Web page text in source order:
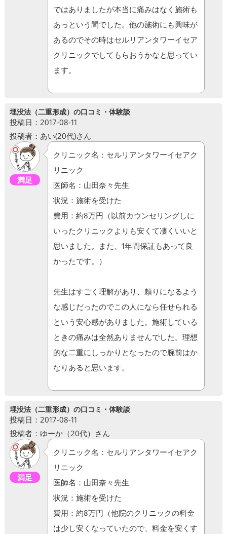
ではありましたが本当に痛みはなく施術も
あっという間でした。他の施術にも興味が
あるのでその時はセルリアンタワーイセア
クリニックでしてもらおうかなと思ってい
ます。
埋没法（二重形成）の口コミ・体験談
投稿日：2017-08-11
投稿者：あい(20代)さん
満足
クリニック名：セルリアンタワーイセアク
リニック
医師名：山田奈々先生
状況：施術を受けた
費用：約8万円（以前カウンセリングしに
いったクリニックよりも安くて凄くいいと
思いました。また、1年間保証もあって良
かったです。）
先生はすごく理解があり、頼りになるよう
な感じだったのでこの人になら任せられる
という安心感がありました。施術している
ときの痛みは全然ありませんでした。理想
的な二重にしっかりとなったので腕前はか
なりあると思います。
埋没法（二重形成）の口コミ・体験談
投稿日：2017-08-11
投稿者：ゆーか（20代）さん
満足
クリニック名：セルリアンタワーイセアク
リニック
医師名：山田奈々先生
状況：施術を受けた
費用：約8万円（他院のクリニックの料金
は少し安くなっていたので、料金を安くす